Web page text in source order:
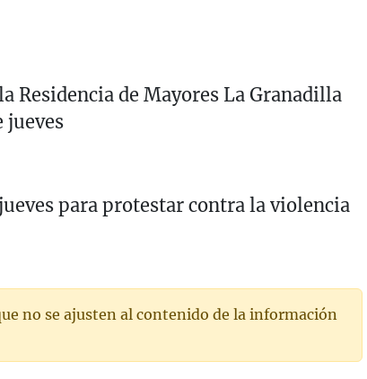
Residencia de Mayores La Granadilla
jueves
para protestar contra la violencia
no se ajusten al contenido de la información